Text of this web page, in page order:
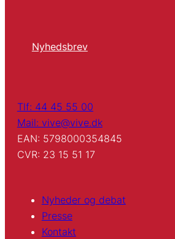
Nyhedsbrev
Tlf: 44 45 55 00
Mail: vive@vive.dk
EAN: 5798000354845
CVR: 23 15 51 17
Nyheder og debat
Presse
Kontakt